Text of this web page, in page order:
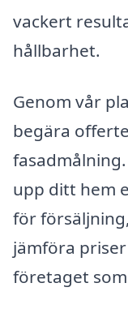
vackert
hållbarhet.
Genom vår
begära
upp ditt hem
för
jämföra
företaget